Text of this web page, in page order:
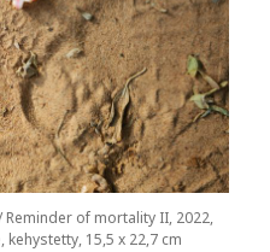
of mortality II, 2022,
15,5 x 22,7 cm